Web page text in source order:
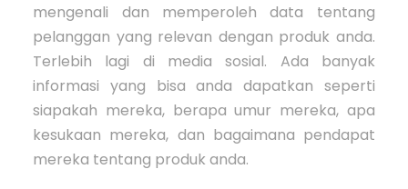
mengenali dan memperoleh data tentang
pelanggan yang relevan dengan produk anda.
Terlebih lagi di media sosial. Ada banyak
informasi yang bisa anda dapatkan seperti
siapakah mereka, berapa umur mereka, apa
kesukaan mereka, dan bagaimana pendapat
mereka tentang produk anda.